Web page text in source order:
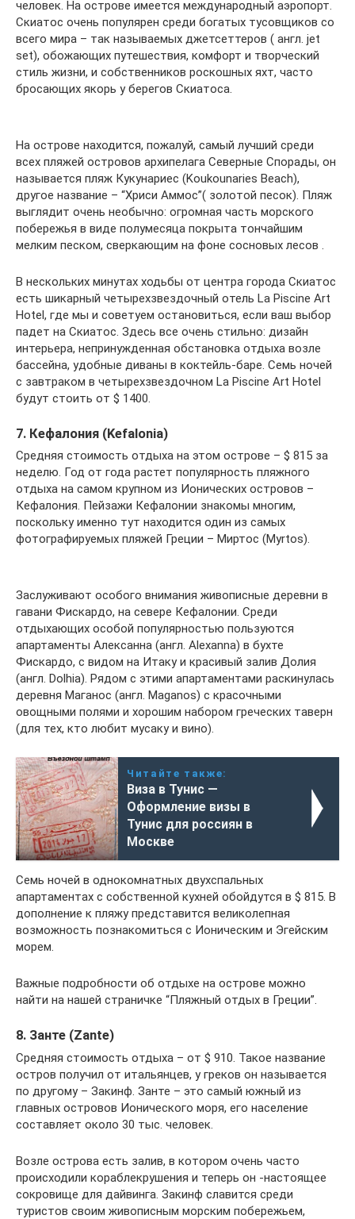
человек. На острове имеется международный аэропорт.
Скиатос очень популярен среди богатых тусовщиков со
всего мира – так называемых джетсеттеров ( англ. jet
set), обожающих путешествия, комфорт и творческий
стиль жизни, и собственников роскошных яхт, часто
бросающих якорь у берегов Скиатоса.
На острове находится, пожалуй, самый лучший среди
всех пляжей островов архипелага Северные Спорады, он
называется пляж Кукунариес (Koukounaries Beach),
другое название – “Хриси Аммос”( золотой песок). Пляж
выглядит очень необычно: огромная часть морского
побережья в виде полумесяца покрыта тончайшим
мелким песком, сверкающим на фоне сосновых лесов .
В нескольких минутах ходьбы от центра города Скиатос
есть шикарный четырехзвездочный отель La Piscine Art
Hotel, где мы и советуем остановиться, если ваш выбор
падет на Скиатос. Здесь все очень стильно: дизайн
интерьера, непринужденная обстановка отдыха возле
бассейна, удобные диваны в коктейль-баре. Семь ночей
с завтраком в четырехзвездочном La Piscine Art Hotel
будут стоить от $ 1400.
7. Кефалония (Kefalonia)
Средняя стоимость отдыха на этом острове – $ 815 за
неделю. Год от года растет популярность пляжного
отдыха на самом крупном из Ионических островов –
Кефалония. Пейзажи Кефалонии знакомы многим,
поскольку именно тут находится один из самых
фотографируемых пляжей Греции – Миртос (Myrtos).
Заслуживают особого внимания живописные деревни в
гавани Фискардо, на севере Кефалонии. Среди
отдыхающих особой популярностью пользуются
апартаменты Алексанна (англ. Alexanna) в бухте
Фискардо, с видом на Итаку и красивый залив Долия
(англ. Dolhia). Рядом с этими апартаментами раскинулась
деревня Маганос (англ. Maganos) с красочными
овощными полями и хорошим набором греческих таверн
(для тех, кто любит мусаку и вино).
Читайте также:
Виза в Тунис —
Оформление визы в
Тунис для россиян в
Москве
Семь ночей в однокомнатных двухспальных
апартаментах с собственной кухней обойдутся в $ 815. В
дополнение к пляжу представится великолепная
возможность познакомиться с Ионическим и Эгейским
морем.
Важные подробности об отдыхе на острове можно
найти на нашей страничке “Пляжный отдых в Греции”.
8. Занте (Zante)
Cредняя стоимость отдыха – от $ 910. Такое название
остров получил от итальянцев, у греков он называется
по другому – Закинф. Занте – это самый южный из
главных островов Ионического моря, его население
составляет около 30 тыс. человек.
Возле острова есть залив, в котором очень часто
происходили кораблекрушения и теперь он -настоящее
сокровище для дайвинга. Закинф славится среди
туристов своим живописным морским побережьем,